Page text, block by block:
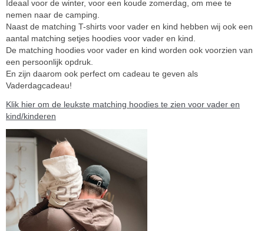
Ideaal voor de winter, voor een koude zomerdag, om mee te
nemen naar de camping.
Naast de matching T-shirts voor vader en kind hebben wij ook een
aantal matching setjes hoodies voor vader en kind.
De matching hoodies voor vader en kind worden ook voorzien van
een persoonlijk opdruk.
En zijn daarom ook perfect om cadeau te geven als
Vaderdagcadeau!
Klik hier om de leukste matching hoodies te zien voor vader en
kind/kinderen